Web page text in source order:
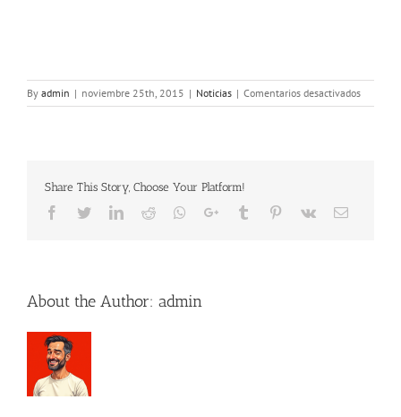
By admin | noviembre 25th, 2015 | Noticias | Comentarios desactivadosen
Premios
Share This Story, Choose Your Platform!
Facebook
TwitterLinkedIn
Reddit Whatsapp
Google+Tumblr Pinterest
Vk Email
About the Author: admin